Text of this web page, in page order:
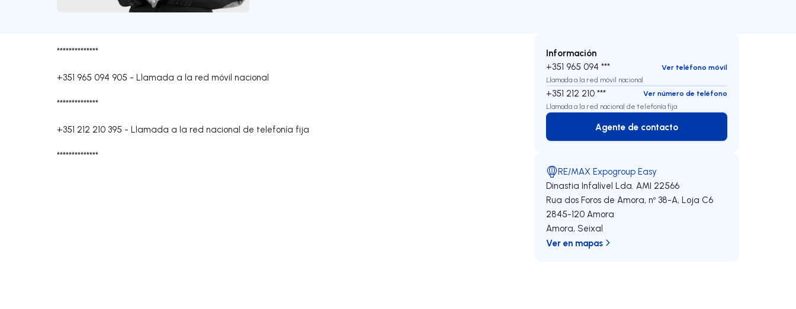
**************
+351 965 094 905 - Llamada a la red móvil nacional
**************
+351 212 210 395 - Llamada a la red nacional de telefonía fija
**************
Información
+351 965 094 ***
Ver teléfono móvil
Llamada a la red móvil nacional
+351 212 210 ***
Ver número de teléfono
Llamada a la red nacional de telefonía fija
Agente de contacto
Agente de contacto
RE/MAX Expogroup Easy
Dinastia Infalível Lda. AMI 22566
Rua dos Foros de Amora, nº 38-A, Loja C6
2845-120 Amora
Amora, Seixal
Ver en mapas